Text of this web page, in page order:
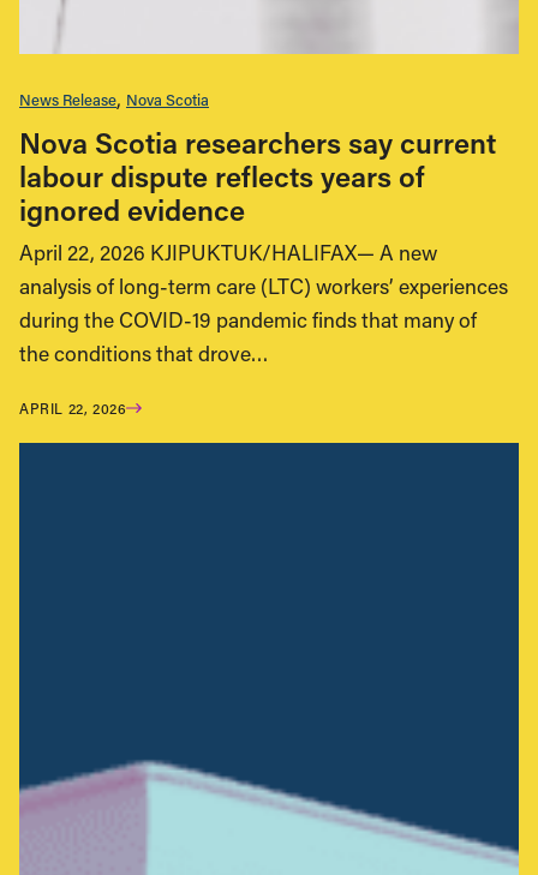
News Release Nova Scotia
Nova Scotia researchers say current
labour dispute reflects years of
ignored evidence
April 22, 2026 KJIPUKTUK/HALIFAX— ​​A new
analysis of long-term care (LTC) workers’ experiences
during the COVID-19 pandemic finds that many of
the conditions that drove…
APRIL 22, 2026